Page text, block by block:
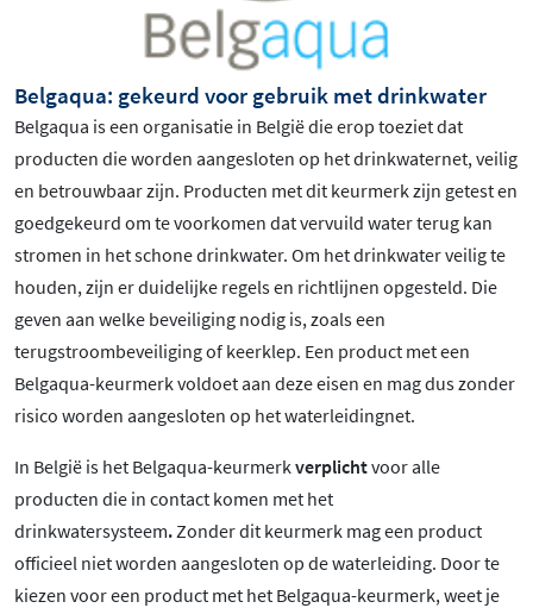
Belgaqua: gekeurd voor gebruik met drinkwater
Belgaqua is een organisatie in België die erop toeziet dat
producten die worden aangesloten op het drinkwaternet, veilig
en betrouwbaar zijn. Producten met dit keurmerk zijn getest en
goedgekeurd om te voorkomen dat vervuild water terug kan
stromen in het schone drinkwater. Om het drinkwater veilig te
houden, zijn er duidelijke regels en richtlijnen opgesteld. Die
geven aan welke beveiliging nodig is, zoals een
terugstroombeveiliging of keerklep. Een product met een
Belgaqua-keurmerk voldoet aan deze eisen en mag dus zonder
risico worden aangesloten op het waterleidingnet.
In België is het Belgaqua-keurmerkverplichtvoor alle
producten die in contact komen met het
drinkwatersysteem. Zonder dit keurmerk mag een product
officieel niet worden aangesloten op de waterleiding. Door te
kiezen voor een product met het Belgaqua-keurmerk, weet je